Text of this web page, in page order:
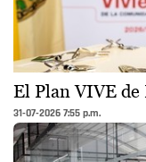
El Plan VIVE de
31-07-2026 7:55 p.m.